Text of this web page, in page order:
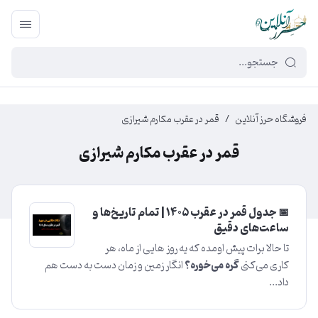
449f43cf-3da2-4422-bb12-2566cb5b8b05
فروشگاه حرز آنلاین / قمر در عقرب مکارم شیرازی
قمر در عقرب مکارم شیرازی
📅 جدول قمر در عقرب ۱۴۰۵ | تمام تاریخ‌ها و
ساعت‌های دقیق
تا حالا برات پیش اومده که یه روز هایی از ماه، هر
کاری می‌کنیگره می‌خوره؟انگار زمین و زمان دست به دست هم
داد...